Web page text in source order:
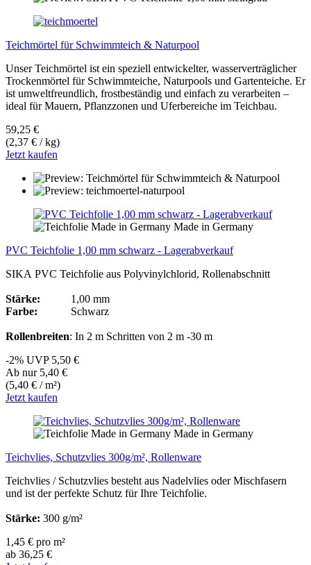
Teichmörtel für Schwimmteich & Naturpool
Unser Teichmörtel ist ein speziell entwickelter, wasserverträglicher
Trockenmörtel für Schwimmteiche, Naturpools und Gartenteiche. Er
ist umweltfreundlich, frostbeständig und einfach zu verarbeiten –
ideal für Mauern, Pflanzzonen und Uferbereiche im Teichbau.
59,25 €
(2,37 € / kg)
Jetzt kaufen
Made in Germany
PVC Teichfolie 1,00 mm schwarz - Lagerabverkauf
SIKA PVC Teichfolie aus Polyvinylchlorid, Rollenabschnitt
Stärke: 1,00 mm
Farbe: Schwarz
Rollenbreiten: In 2 m Schritten von 2 m -30 m
-2% UVP 5,50 €
Ab nur 5,40 €
(5,40 € / m²)
Jetzt kaufen
Made in Germany
Teichvlies, Schutzvlies 300g/m², Rollenware
Teichvlies / Schutzvlies besteht aus Nadelvlies oder Mischfasern
und ist der perfekte Schutz für Ihre Teichfolie.
Stärke: 300 g/m²
1,45 € pro m²
ab 36,25 €